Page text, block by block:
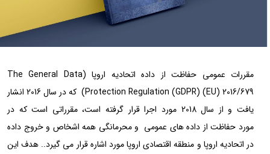
مقررات عمومی حفاظت از داده اتحادیه اروپا (The General Data
Protection Regulation (GDPR) (EU) 2016/679) که در سال 2016 انشار
یافت و از سال 2018 مورد اجرا قرار گرفته است، مقرراتی است که در
مورد حفاظت از داده های عمومی و محرمانگی همه اشخاص و خروج داده
در اتحادیه اروپا و منطقه اقتصادی اروپا مورد اشاره قرار می گیرد.. هدف این